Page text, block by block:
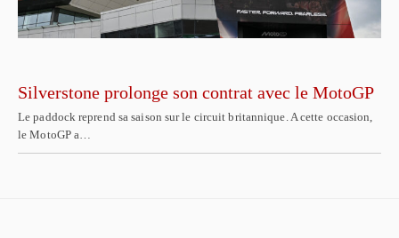
Silverstone prolonge son contrat avec le MotoGP
Le paddock reprend sa saison sur le circuit britannique. A cette occasion,
le MotoGP a…